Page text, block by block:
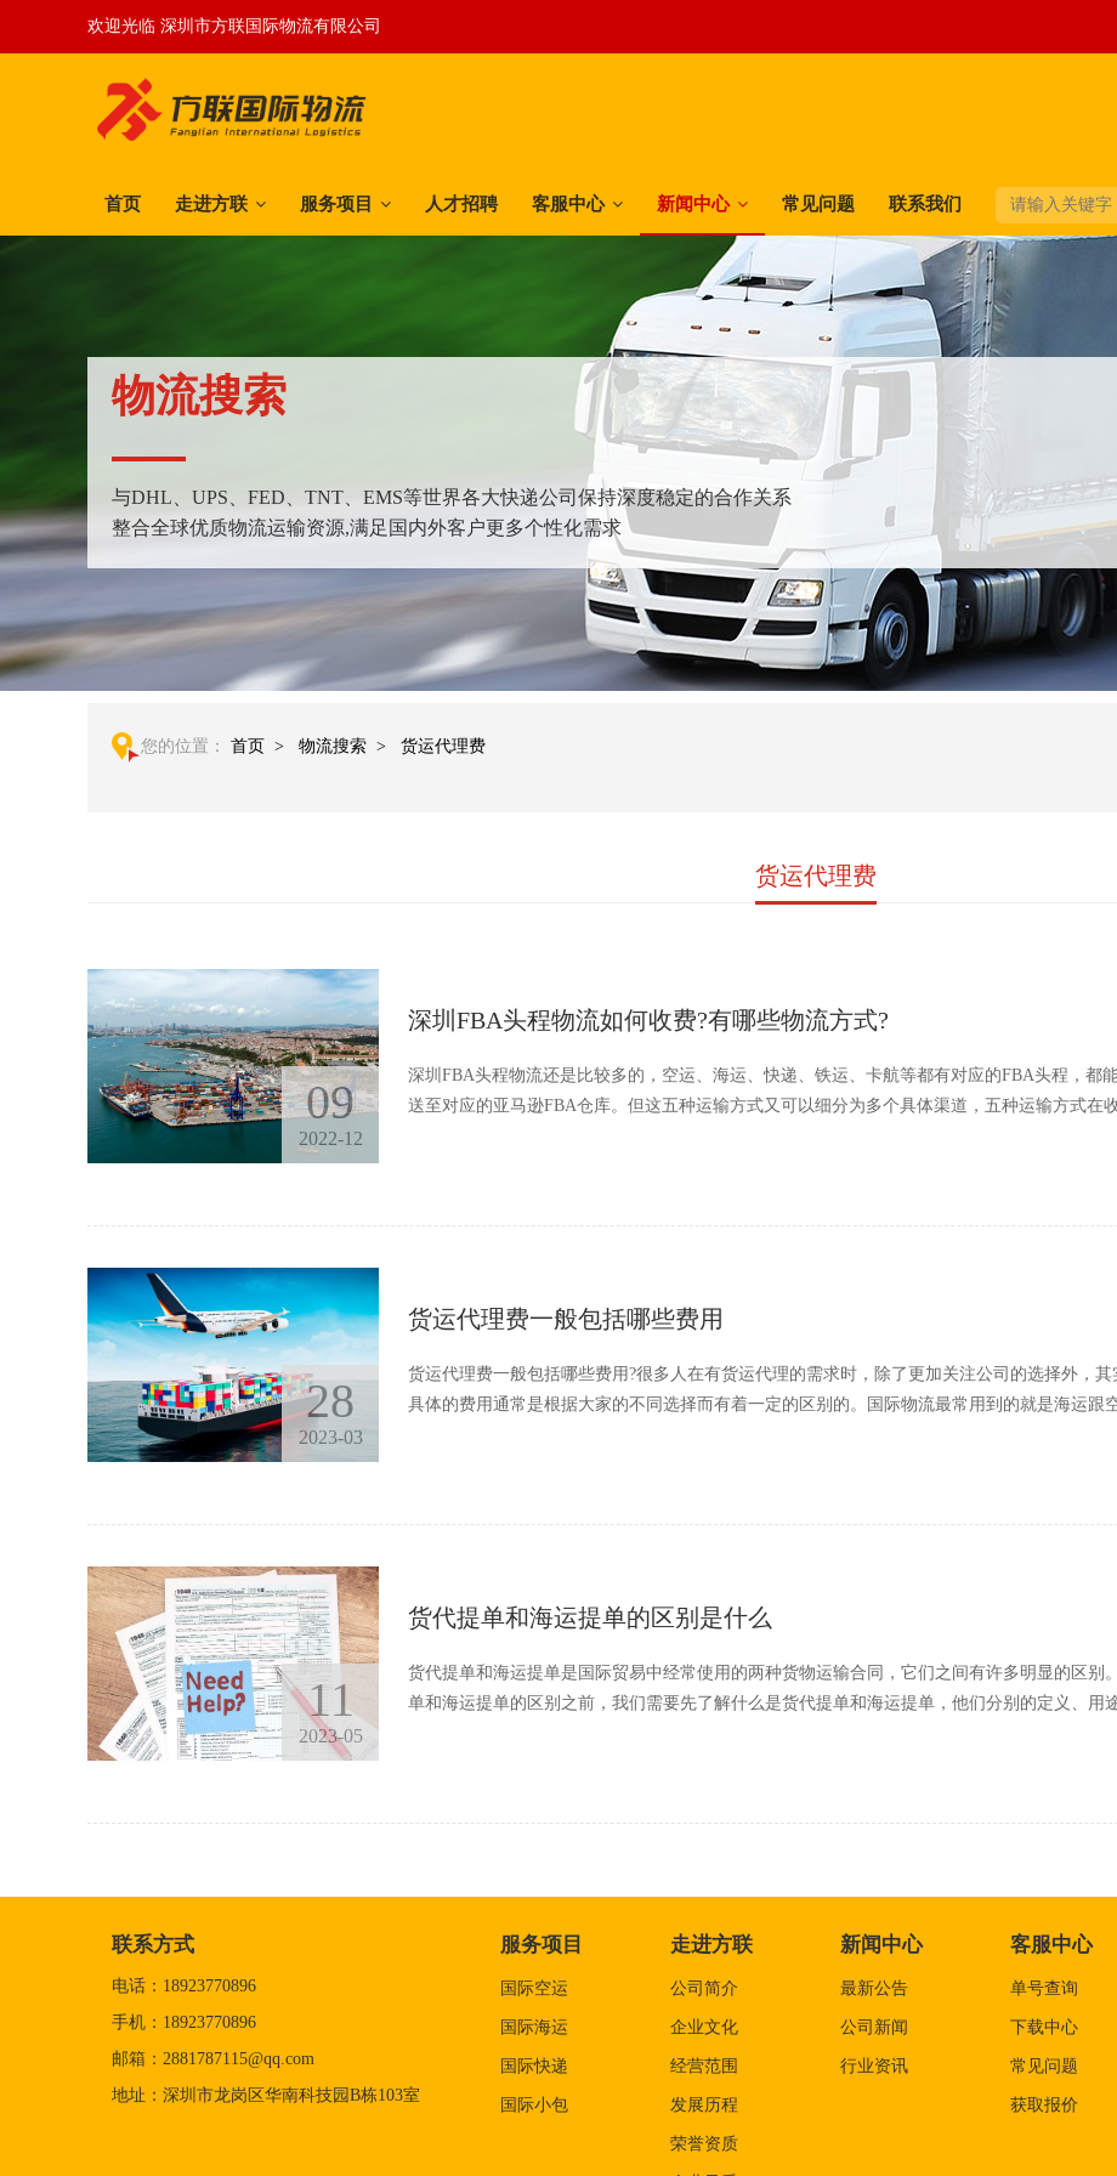
欢迎光临 深圳市方联国际物流有限公司
首页 走进方联 服务项目 人才招聘 客服中心 新闻中心 常见问题 联系我们
物流搜索
与DHL、UPS、FED、TNT、EMS等世界各大快递公司保持深度稳定的合作关系
整合全球优质物流运输资源,满足国内外客户更多个性化需求
您的位置： 首页 > 物流搜索 > 货运代理费
货运代理费
09
2022-12
深圳FBA头程物流如何收费?有哪些物流方式?
深圳FBA头程物流还是比较多的，空运、海运、快递、铁运、卡航等都有对应的FBA头程，都
送至对应的亚马逊FBA仓库。但这五种运输方式又可以细分为多个具体渠道，五种运输方式在
28
2023-03
货运代理费一般包括哪些费用
货运代理费一般包括哪些费用?很多人在有货运代理的需求时，除了更加关注公司的选择外，
具体的费用通常是根据大家的不同选择而有着一定的区别的。国际物流最常用到的就是海运跟
11
2023-05
货代提单和海运提单的区别是什么
货代提单和海运提单是国际贸易中经常使用的两种货物运输合同，它们之间有许多明显的区别。那么，
单和海运提单的区别之前，我们需要先了解什么是货代提单和海运提单，他们分别的定义、用
联系方式
电话：18923770896
手机：18923770896
邮箱：2881787115@qq.com
地址：深圳市龙岗区华南科技园B栋103室
服务项目
国际空运
国际海运
国际快递
国际小包
走进方联
公司简介
企业文化
经营范围
发展历程
荣誉资质
新闻中心
最新公告
公司新闻
行业资讯
客服中心
单号查询
下载中心
常见问题
获取报价